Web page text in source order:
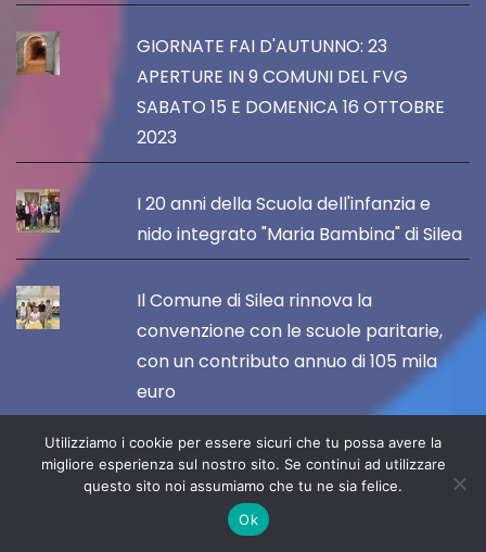
GIORNATE FAI D'AUTUNNO: 23
APERTURE IN 9 COMUNI DEL FVG
SABATO 15 E DOMENICA 16 OTTOBRE
2023
I 20 anni della Scuola dell'infanzia e
nido integrato "Maria Bambina" di Silea
Il Comune di Silea rinnova la
convenzione con le scuole paritarie,
con un contributo annuo di 105 mila
euro
IL 14 OTTOBRE APRE "PORDENONE
ARTANDFOOD" TRA ARTE, GUSTO E
TURISMO DI QUALITÀ
Utilizziamo i cookie per essere sicuri che tu possa avere la
migliore esperienza sul nostro sito. Se continui ad utilizzare
questo sito noi assumiamo che tu ne sia felice.
Ok